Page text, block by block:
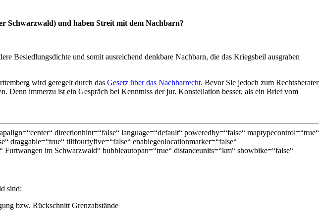
Schwarzwald) und haben Streit mit dem Nachbarn?
Besiedlungsdichte und somit ausreichend denkbare Nachbarn, die das Kriegsbeil ausgraben
wird geregelt durch das Gesetz über das Nachbarrecht. Bevor Sie jedoch zum Rechtsberater
Denn immerzu ist ein Gespräch bei Kenntniss der jur. Konstellation besser, als ein Brief vom
directionhint=“false“ language=“default“ poweredby=“false“ maptypecontrol=“true“
draggable=“true“ tiltfourtyfive=“false“ enablegeolocationmarker=“false“
im Schwarzwald“ bubbleautopan=“true“ distanceunits=“km“ showbike=“false“
sind:
bzw. Rückschnitt Grenzabstände